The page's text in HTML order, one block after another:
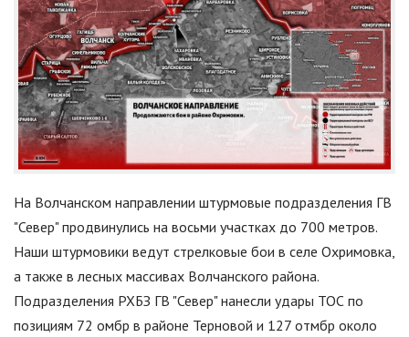
На Волчанском направлении штурмовые подразделения ГВ
"Север"продвинулись на восьми участках до 700 метров.
Наши штурмовики ведут стрелковые бои в селе Охримовка,
а также в лесных массивах Волчанского района.
Подразделения РХБЗ ГВ "Север"нанесли удары ТОС по
позициям 72 омбр в районе Терновой и 127 отмбр около